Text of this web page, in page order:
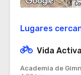
Lugares
Vida Activa
Academia de